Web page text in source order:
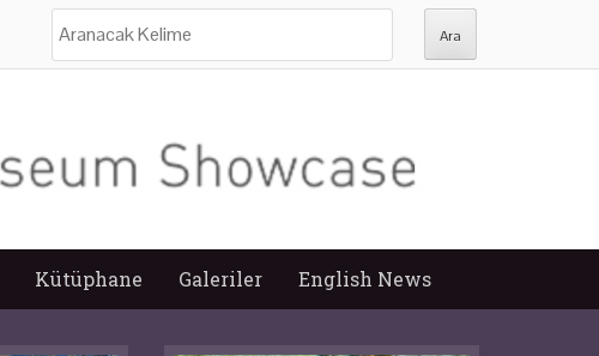
Kütüphane Galeriler English News